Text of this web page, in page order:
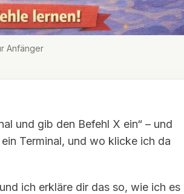
Anfänger
und gib den Befehl X ein“ – und
Terminal, und wo klicke ich da
ich erkläre dir das so, wie ich es